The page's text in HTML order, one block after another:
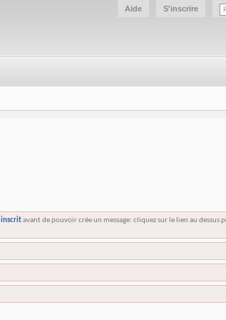
S'inscrire
Aide
inscritavant de pouvoir crée un message: cliquez sur le lien au dessus